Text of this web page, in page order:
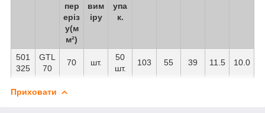
пер
еріз
у(м
м²)
вим
іру
упа
к.
501
325
GTL
70
70 шт.
50
шт.
103 55 39 11.5 10.0
Приховати